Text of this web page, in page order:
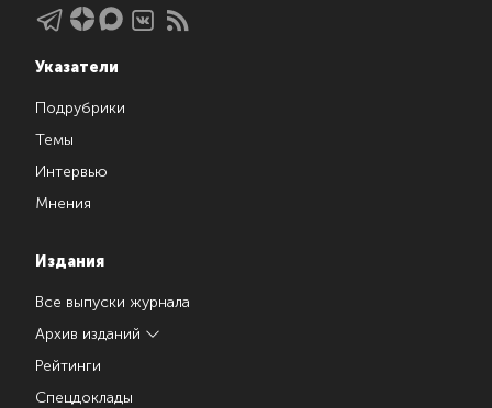
Указатели
Подрубрики
Темы
Интервью
Мнения
Издания
Все выпуски журнала
Архив изданий
Рейтинги
Спецдоклады